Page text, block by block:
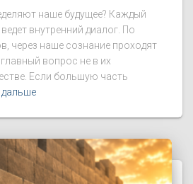
наше будущее? Каждый
внутренний диалог. По
через наше сознание проходят
вопрос не в их
Если большую часть
дальше